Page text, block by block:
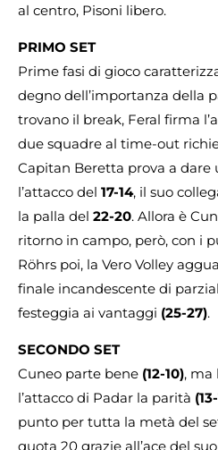
al centro, Pisoni libero.
PRIMO SET
Prime fasi di gioco
degno dell’importanza della
trovano il break, Feral firma
due squadre al time-out
Capitan Beretta prova a dare
l’attacco del 17-14, il suo
la palla del 22-20. Allora è
ritorno in campo, però, con i
Röhrs poi, la Vero Volley
finale incandescente di
festeggia ai vantaggi (25-27).
SECONDO SET
Cuneo parte bene (12-10), ma
l’attacco di Padar la parità
punto per tutta la metà del
quota 20 grazie all’ace del